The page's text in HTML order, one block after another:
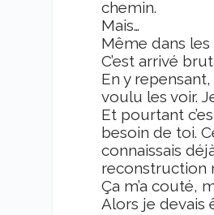
chemin.
Mais…
Même dans
C’est arrivé
En y
voulu les voir.
Et pourtant
besoin de toi.
connaissais
reconstruction
Ça m’a couté,
Alors je devais